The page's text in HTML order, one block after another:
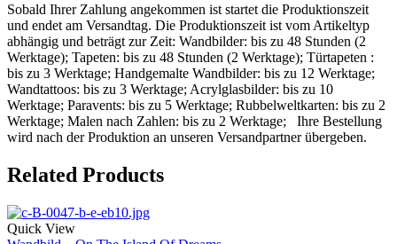
Sobald Ihrer Zahlung angekommen ist startet die Produktionszeit
und endet am Versandtag. Die Produktionszeit ist vom Artikeltyp
abhängig und beträgt zur Zeit: Wandbilder: bis zu 48 Stunden (2
Werktage); Tapeten: bis zu 48 Stunden (2 Werktage); Türtapeten :
bis zu 3 Werktage; Handgemalte Wandbilder: bis zu 12 Werktage;
Wandtattoos: bis zu 3 Werktage; Acrylglasbilder: bis zu 10
Werktage; Paravents: bis zu 5 Werktage; Rubbelweltkarten: bis zu 2
Werktage; Malen nach Zahlen: bis zu 2 Werktage; Ihre Bestellung
wird nach der Produktion an unseren Versandpartner übergeben.
Related Products
Quick View